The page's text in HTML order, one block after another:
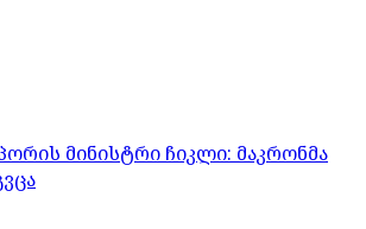
მინისტრი ჩიკლი: მაკრონმა